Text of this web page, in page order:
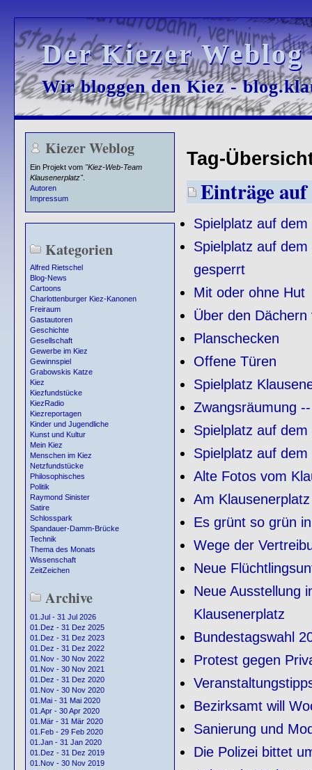
Der Kiezer
Der Kiezer
Wir bloggen den Kiez -
Wir bloggen den Kiez -
Kiezer Weblog
Ein Projekt vom "Kiez-Web-Team
Klausenerplatz".
Autoren
Impressum
Kategorien
Alfred Rietschel
Blog-News
Cartoons
Charlottenburger Kiez-Kanonen
Freiraum
Gastautoren
Geschichte
Gesellschaft
Gewerbe im Kiez
Gewinnspiel
Grabowskis Katze
Kiez
Kiezfundstücke
KiezRadio
Kiezreportagen
Kinder und Jugendliche
Kunst und Kultur
Mein Kiez
Menschen im Kiez
Netzfundstücke
Philosophisches
Politik
Raymond Sinister
Satire
Schlosspark
Spandauer-Damm-Brücke
Technik
Thema des Monats
Wissenschaft
ZeitZeichen
Archive
01.Jul - 31 Jul 2026
01.Dez - 31 Dez 2025
01.Dez - 31 Dez 2023
01.Dez - 31 Dez 2022
01.Nov - 30 Nov 2022
01.Nov - 30 Nov 2021
01.Dez - 31 Dez 2020
01.Nov - 30 Nov 2020
01.Mai - 31 Mai 2020
01.Apr - 30 Apr 2020
01.Mär - 31 Mär 2020
01.Feb - 29 Feb 2020
01.Jan - 31 Jan 2020
01.Dez - 31 Dez 2019
01.Nov - 30 Nov 2019
Tag-
Einträge
Spielplatz auf
Spielplatz auf
gesperrt
Mit oder ohne Hut
Über den
Planschecken
Offene Türen
Spielplatz
Zwangsräumung
Spielplatz auf
Spielplatz auf
Alte Fotos vom
Am
Es grünt so grün
Wege der
Neue
Neue Ausstellung
Klausenerplatz
Bundestagswahl
Protest gegen
Bezirksamt will
Sanierung und
Die Polizei bittet